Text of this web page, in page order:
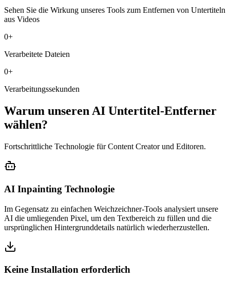
Sehen Sie die Wirkung unseres Tools zum Entfernen von Untertiteln
aus Videos
0+
Verarbeitete Dateien
0+
Verarbeitungssekunden
Warum unseren AI Untertitel-Entferner
wählen?
Fortschrittliche Technologie für Content Creator und Editoren.
AI Inpainting Technologie
Im Gegensatz zu einfachen Weichzeichner-Tools analysiert unsere
AI die umliegenden Pixel, um den Textbereich zu füllen und die
ursprünglichen Hintergrunddetails natürlich wiederherzustellen.
Keine Installation erforderlich